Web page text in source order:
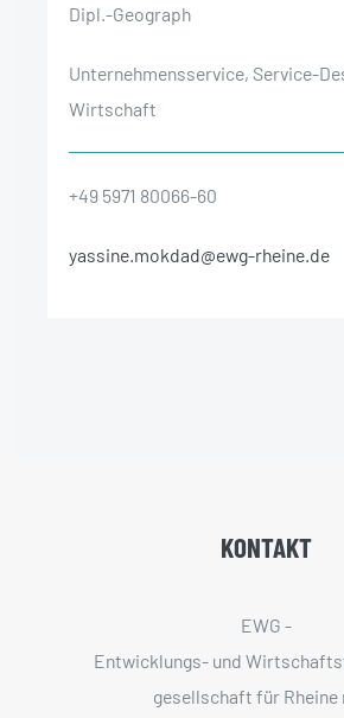
Dipl.-Geograph
Unternehmensservice, Service-
Wirtschaft
+49 5971 80066-60
yassine.mokdad@ewg-rheine.de
KONTAKT
EWG -
Entwicklungs- und
gesellschaft für Rheine